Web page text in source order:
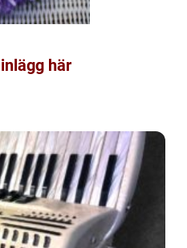
här